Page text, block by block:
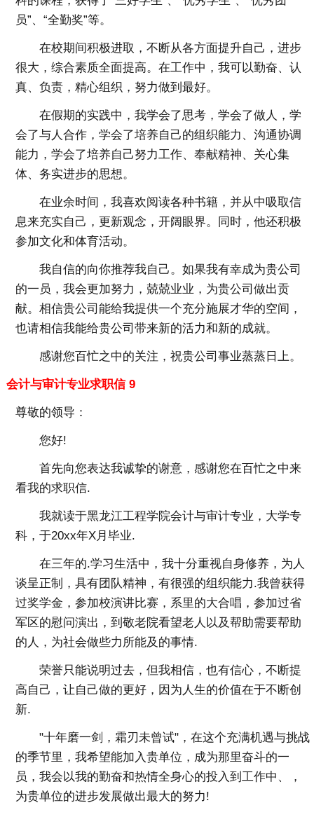
员”、“全勤奖”等。
在校期间积极进取，不断从各方面提升自己，进步
很大，综合素质全面提高。在工作中，我可以勤奋、认
真、负责，精心组织，努力做到最好。
在假期的实践中，我学会了思考，学会了做人，学
会了与人合作，学会了培养自己的组织能力、沟通协调
能力，学会了培养自己努力工作、奉献精神、关心集
体、务实进步的思想。
在业余时间，我喜欢阅读各种书籍，并从中吸取信
息来充实自己，更新观念，开阔眼界。同时，他还积极
参加文化和体育活动。
我自信的向你推荐我自己。如果我有幸成为贵公司
的一员，我会更加努力，兢兢业业，为贵公司做出贡
献。相信贵公司能给我提供一个充分施展才华的空间，
也请相信我能给贵公司带来新的活力和新的成就。
感谢您百忙之中的关注，祝贵公司事业蒸蒸日上。
会计与审计专业求职信 9
尊敬的领导：
您好!
首先向您表达我诚挚的谢意，感谢您在百忙之中来
看我的求职信.
我就读于黑龙江工程学院会计与审计专业，大学专
科，于20xx年X月毕业.
在三年的.学习生活中，我十分重视自身修养，为人
谈呈正制，具有团队精神，有很强的组织能力.我曾获得
过奖学金，参加校演讲比赛，系里的大合唱，参加过省
军区的慰问演出，到敬老院看望老人以及帮助需要帮助
的人，为社会做些力所能及的事情.
荣誉只能说明过去，但我相信，也有信心，不断提
高自己，让自己做的更好，因为人生的价值在于不断创
新.
"十年磨一剑，霜刃未曾试"，在这个充满机遇与挑战
的季节里，我希望能加入贵单位，成为那里奋斗的一
员，我会以我的勤奋和热情全身心的投入到工作中、，
为贵单位的进步发展做出最大的努力!